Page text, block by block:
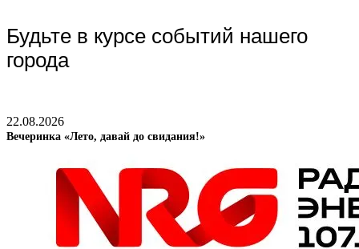
Будьте в курсе событий нашего
города
22.08.2026
Вечеринка «Лето, давай до свидания!»